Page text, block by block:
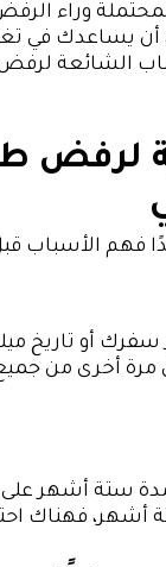
وراء
يساعدك في
الشائعة
لرفض
فهم الأسباب
أو تاريخ
أخرى من
ستة أشهر
أشهر، فهناك